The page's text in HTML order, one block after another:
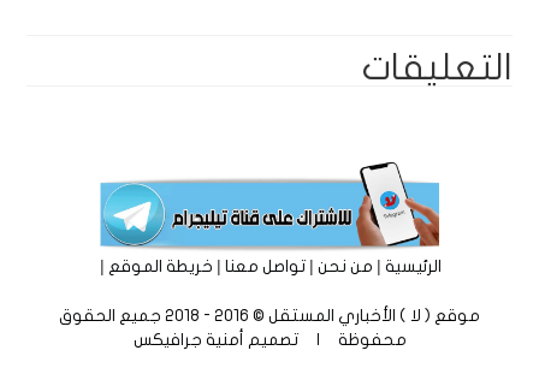
التعليقات
الرئيسية|من نحن|تواصل معنا|خريطة الموقع |
موقع ( لا ) الأخباري المستقل © 2016 - 2018 جميع الحقوق
محفوظة | تصميم أمنية جرافيكس